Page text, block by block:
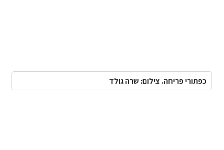
כפתורי פריחה. צילום: שרה גולד